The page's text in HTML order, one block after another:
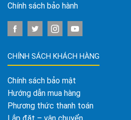
Chính sách bảo hành
CHÍNH SÁCH KHÁCH HÀNG
Chính sách bảo mật
Hướng dẫn mua hàng
Phương thức thanh toán